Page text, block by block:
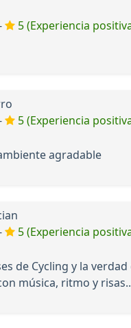
5 (Experiencia
5 (Experiencia
agradable
5 (Experiencia
de Cycling y la
música, ritmo y